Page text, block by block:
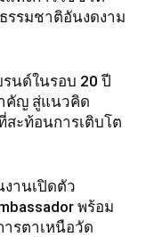
รรมชาติอันงดงาม
นด์ในรอบ 20 ปี
คัญ สู่แนวคิด
สะท้อนการเติบโต
งานเปิดตัว
พร้อม
รตาเหนือวัด